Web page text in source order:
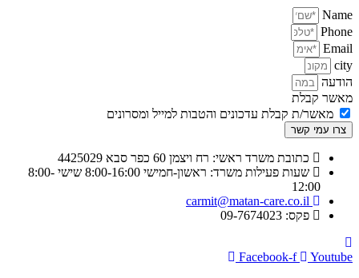
Name
Phone
Email
city
הודעה
מאשר קבלת
מאשר/ת קבלת עדכונים והטבות למייל ומסרונים
צרו עמי קשר
כתובת משרד ראשי: רח ויצמן 60 כפר סבא 4425029
שעות פעילות משרד: ראשון-חמישי 8:00-16:00 שישי 8:00-
12:00​
carmit@​matan-care.co.il
פקס: 09-7674023​
Facebook-f Youtube